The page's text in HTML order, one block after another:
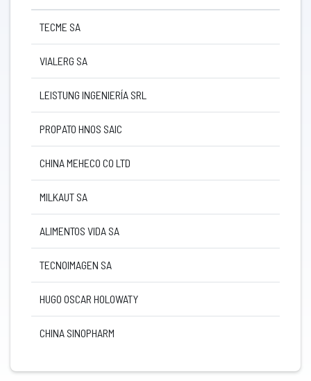
TECME SA
VIALERG SA
LEISTUNG INGENIERÍA SRL
PROPATO HNOS SAIC
CHINA MEHECO CO LTD
MILKAUT SA
ALIMENTOS VIDA SA
TECNOIMAGEN SA
HUGO OSCAR HOLOWATY
CHINA SINOPHARM